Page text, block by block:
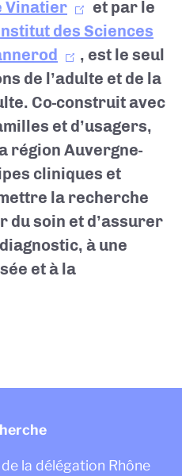
Vinatier
et par le
des Sciences
, est le seul
de l’adulte et de la
Co-construit avec
et d’usagers,
région Auvergne-
cliniques et
la recherche
du soin et d’assurer
à une
et à la
la délégation Rhône